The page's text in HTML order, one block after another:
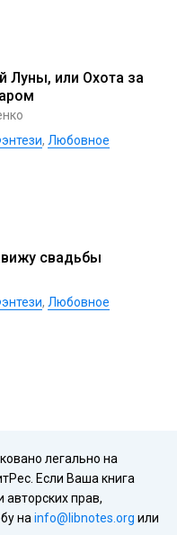
Луны, или Охота за
, Любовное
свадьбы
, Любовное
легально на
Если Ваша книга
прав,
на info@libnotes.org или